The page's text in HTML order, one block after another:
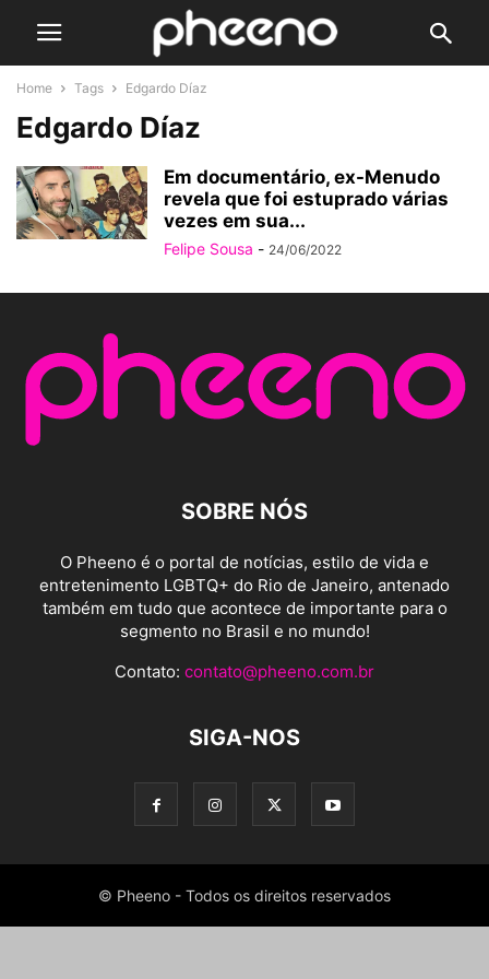
Home Tags Edgardo Díaz
Edgardo Díaz
Em documentário, ex-Menudo
revela que foi estuprado várias
vezes em sua...
Felipe Sousa - 24/06/2022
SOBRE NÓS
O Pheeno é o portal de notícias, estilo de vida e
entretenimento LGBTQ+ do Rio de Janeiro, antenado
também em tudo que acontece de importante para o
segmento no Brasil e no mundo!
Contato: contato@pheeno.com.br
SIGA-NOS
© Pheeno - Todos os direitos reservados